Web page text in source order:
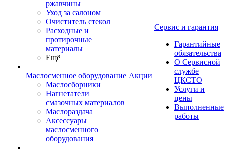
ржавчины
Уход за салоном
Очиститель стекол
Расходные и
протирочные
материалы
Ещё
Маслосменное оборудование
Маслосборники
Нагнетатели
смазочных материалов
Маслораздача
Аксессуары
маслосменного
оборудования
Акции
Сервис и гарантия
Гарантийные
обязательства
О Сервисной
службе
ЦКСТО
Услуги и
цены
Выполненные
работы